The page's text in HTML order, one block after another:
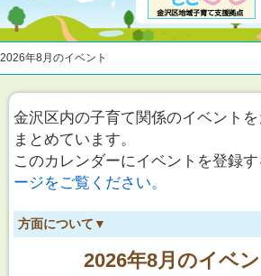
2026年8月のイベント
金沢区内の子育て関係のイベント
まとめています。
このカレンダーにイベントを登録
ージをご覧ください。
方面について▼
2026年8月のイベ